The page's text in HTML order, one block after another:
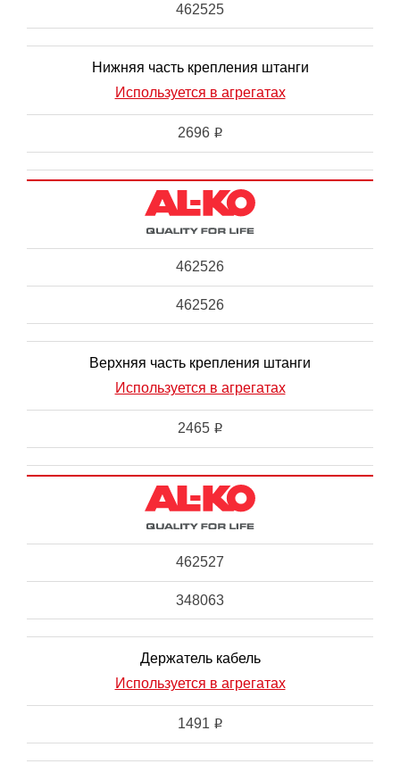
462525
Нижняя часть крепления штанги
Используется в агрегатах
2696 i
462526
462526
Верхняя часть крепления штанги
Используется в агрегатах
2465 i
462527
348063
Держатель кабель
Используется в агрегатах
1491 i